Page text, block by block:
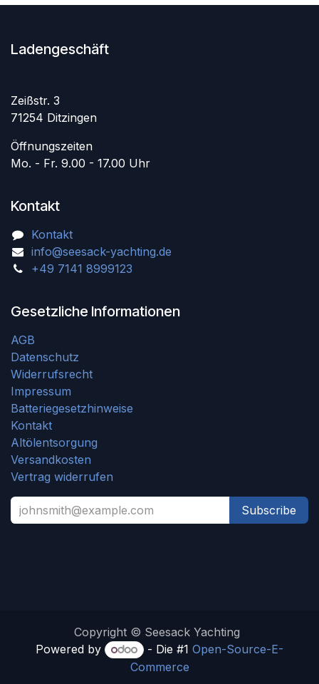
Ladengeschäft
Zeißstr. 3
71254 Ditzingen
Öffnungszeiten
Mo. - Fr. 9.00 - 17.00 Uhr
Kontakt
Kontakt
info@seesack-yachting.de
+49 7141 8999123
Gesetzliche Informationen
AGB
Datenschutz
Widerrufsrecht
Impressum
Batteriegesetzhinweise
Kontakt
Altölentsorgung
Versandkosten
Vertrag widerrufen
Subscribe
Copyright © Seesack Yachting
Powered by
- Die #1 Open-Source-E-
Commerce